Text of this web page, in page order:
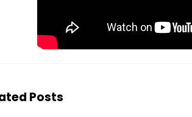
Posts